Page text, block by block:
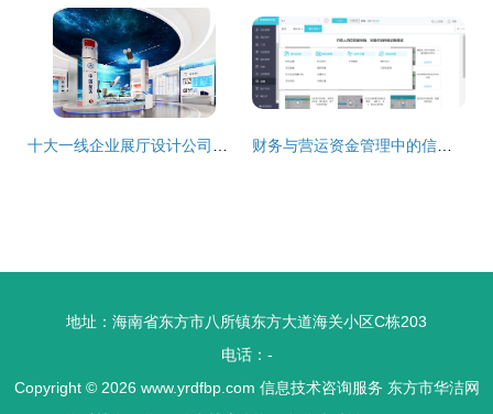
地址：海南省东方市八所镇东方大道海关小区C栋203
电话：-
Copyright © 2026 www.yrdfbp.com 信息技术咨询服务 东方市华洁网